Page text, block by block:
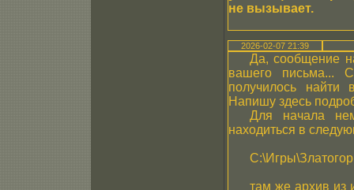
не вызывает.
2026-02-07 21:39
Да, сообщение
вашего письма...
получилось найти
Напишу здесь
Для начала
находиться в
там же архив из